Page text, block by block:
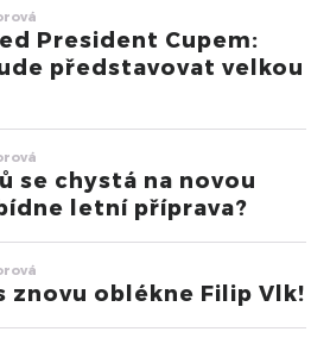
President Cupem:
představovat velkou
se chystá na novou
letní příprava?
znovu oblékne Filip Vlk!